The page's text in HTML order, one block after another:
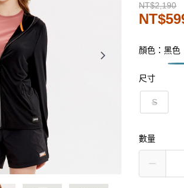
NT$2,190
顏色：黑色
尺寸
S
數量